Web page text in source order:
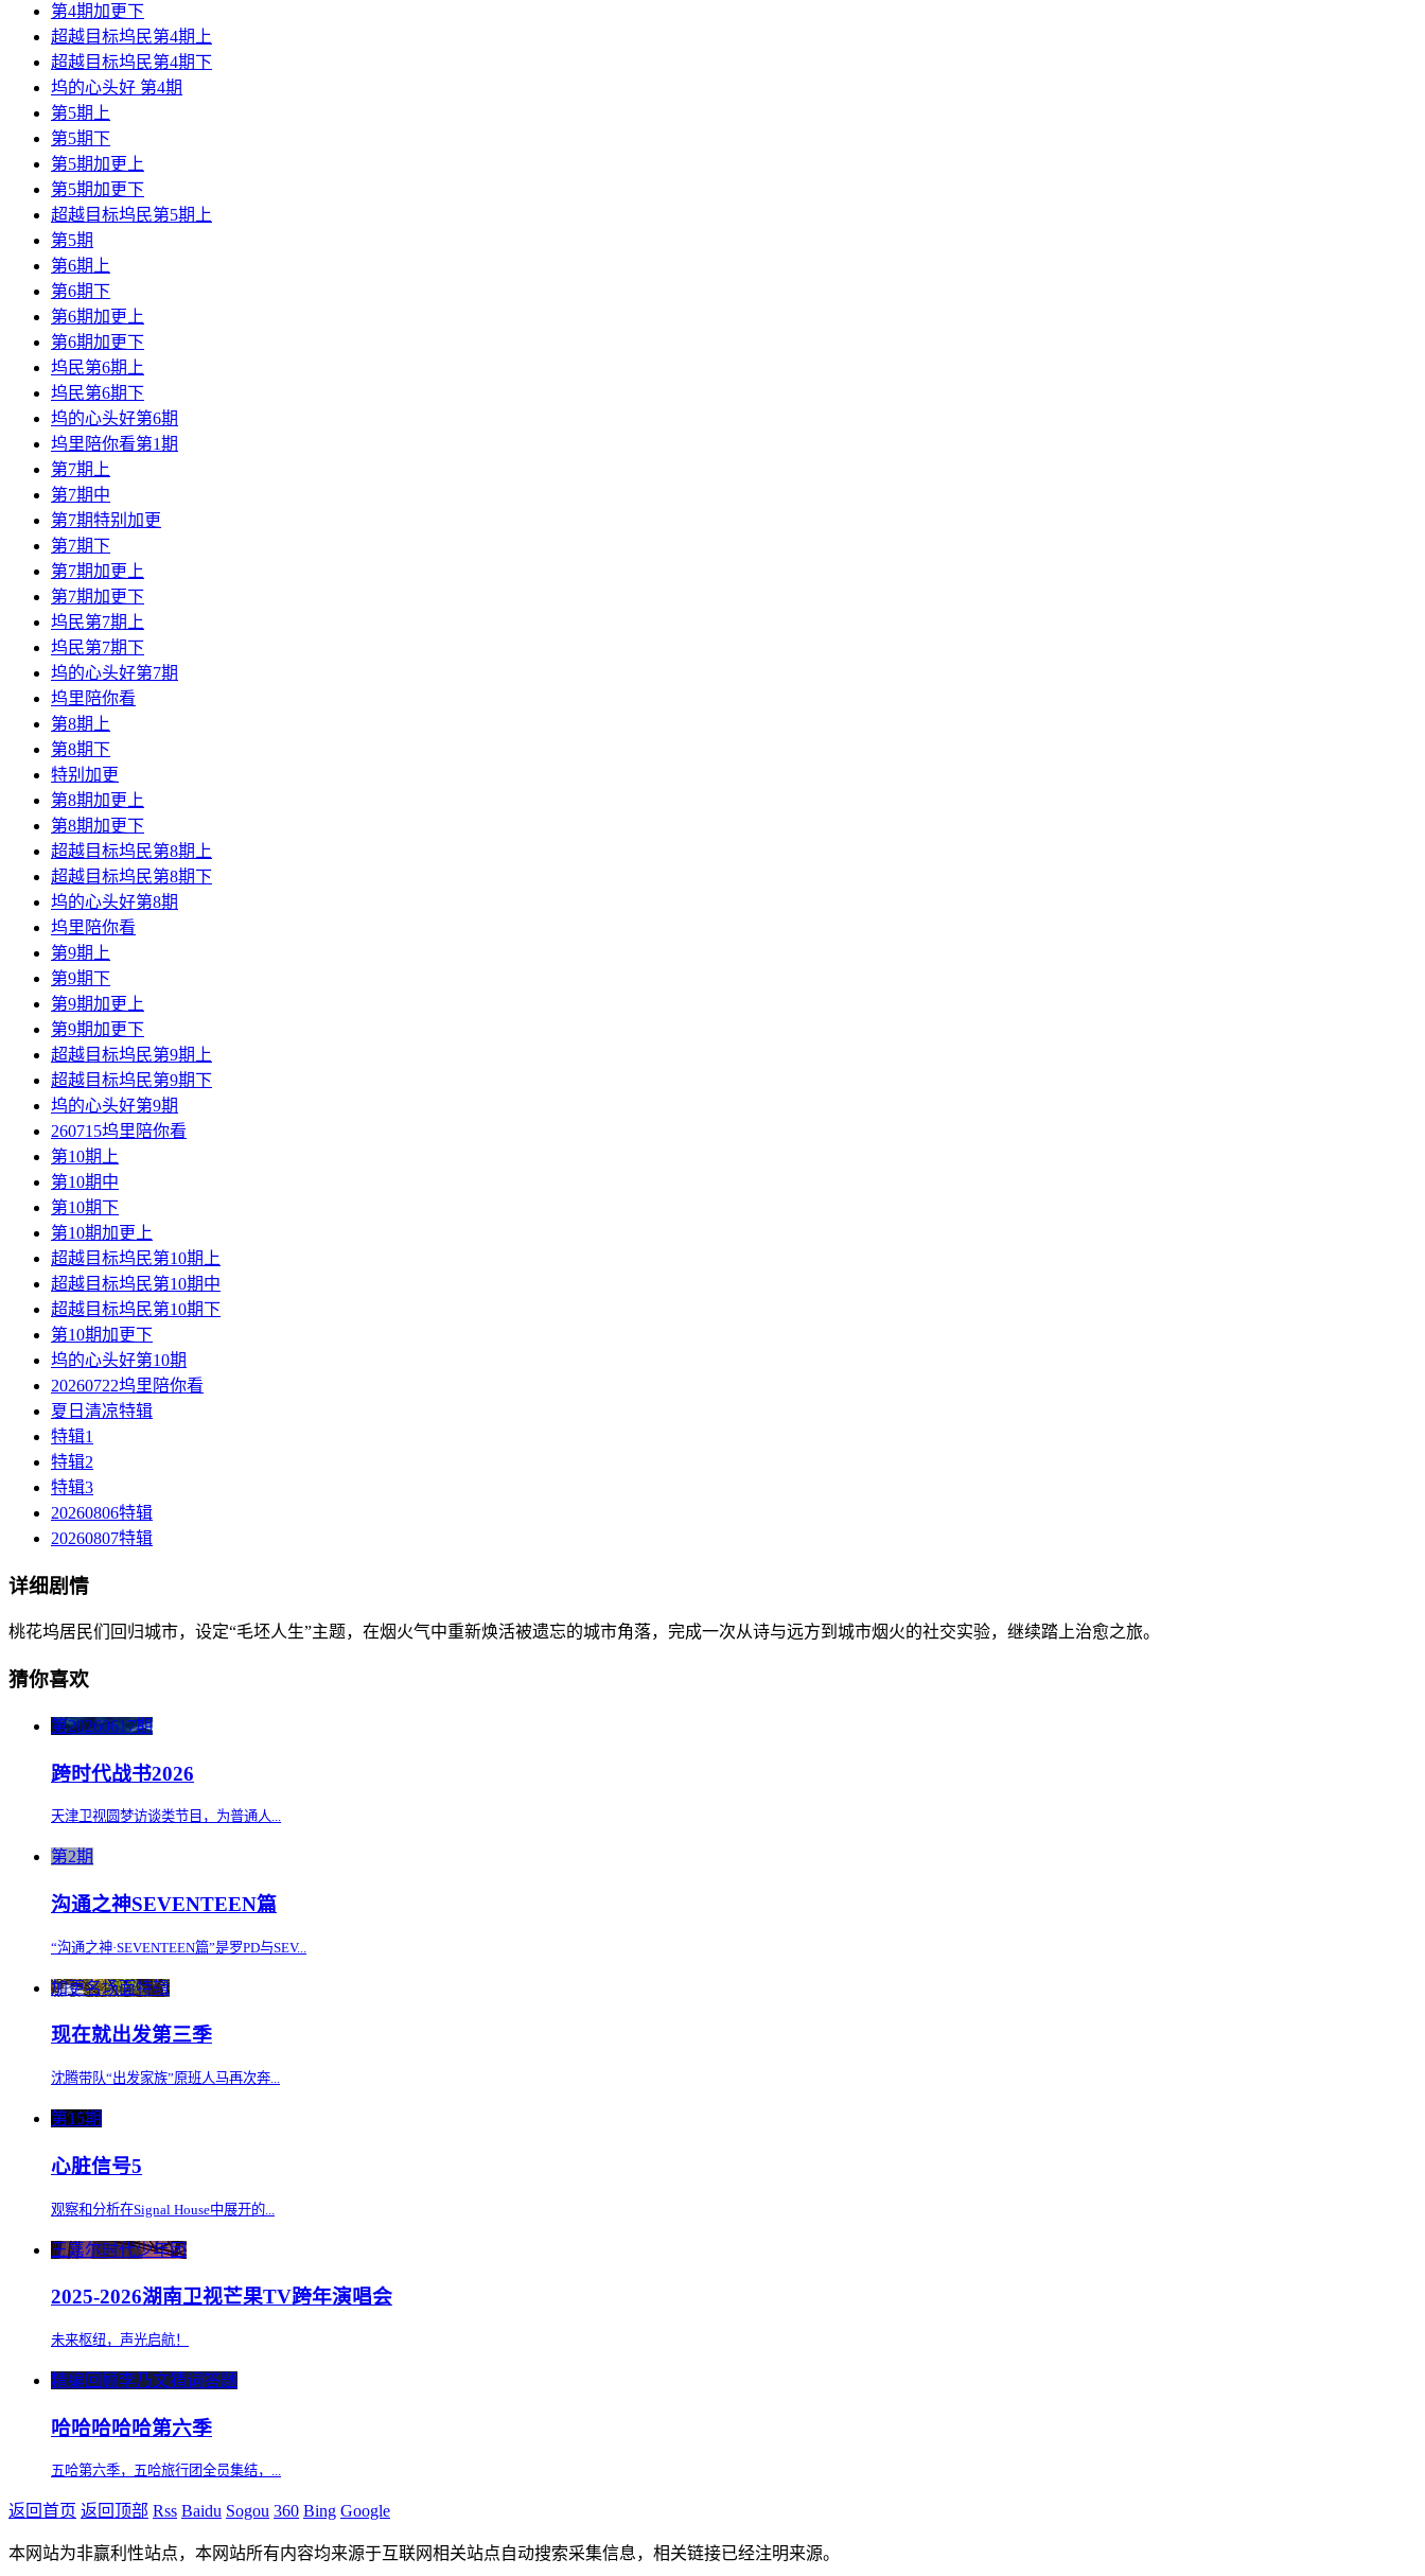
第4期加更下
超越目标坞民第4期上
超越目标坞民第4期下
坞的心头好 第4期
第5期上
第5期下
第5期加更上
第5期加更下
超越目标坞民第5期上
第5期
第6期上
第6期下
第6期加更上
第6期加更下
坞民第6期上
坞民第6期下
坞的心头好第6期
坞里陪你看第1期
第7期上
第7期中
第7期特别加更
第7期下
第7期加更上
第7期加更下
坞民第7期上
坞民第7期下
坞的心头好第7期
坞里陪你看
第8期上
第8期下
特别加更
第8期加更上
第8期加更下
超越目标坞民第8期上
超越目标坞民第8期下
坞的心头好第8期
坞里陪你看
第9期上
第9期下
第9期加更上
第9期加更下
超越目标坞民第9期上
超越目标坞民第9期下
坞的心头好第9期
260715坞里陪你看
第10期上
第10期中
第10期下
第10期加更上
超越目标坞民第10期上
超越目标坞民第10期中
超越目标坞民第10期下
第10期加更下
坞的心头好第10期
20260722坞里陪你看
夏日清凉特辑
特辑1
特辑2
特辑3
20260806特辑
20260807特辑
详细剧情
桃花坞居民们回归城市，设定“毛坯人生”主题，在烟火气中重新焕活被遗忘的城市角落，完成一次从诗与远方到城市烟火的社交实验，继续踏上治愈之旅。
猜你喜欢
第20260617期
跨时代战书2026
天津卫视圆梦访谈类节目，为普通人...
第2期
沟通之神SEVENTEEN篇
“沟通之神·SEVENTEEN篇”是罗PD与SEV...
加更名场面特辑
现在就出发第三季
沈腾带队“出发家族”原班人马再次奔...
第15期
心脏信号5
观察和分析在Signal House中展开的...
王嘉尔时代少年团
2025-2026湖南卫视芒果TV跨年演唱会
未来枢纽，声光启航！
精编回顾李乃文猜词答题
哈哈哈哈哈第六季
五哈第六季，五哈旅行团全员集结，...
返回首页 返回顶部 Rss Baidu Sogou 360 Bing Google
本网站为非赢利性站点，本网站所有内容均来源于互联网相关站点自动搜索采集信息，相关链接已经注明来源。